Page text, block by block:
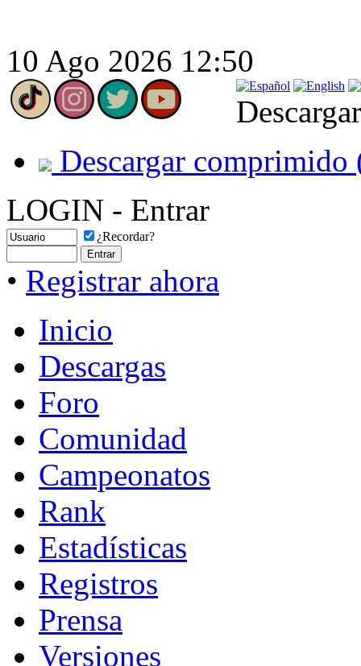
10 Ago 2026 12:50
Descargar comprimido
LOGIN - Entrar
¿Recordar?
• Registrar ahora
Inicio
Descargas
Foro
Comunidad
Campeonatos
Rank
Estadísticas
Registros
Prensa
Versiones